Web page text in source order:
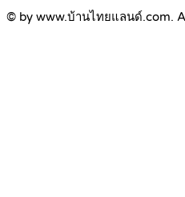
© by www.บ้านไทยแลนด์.com.